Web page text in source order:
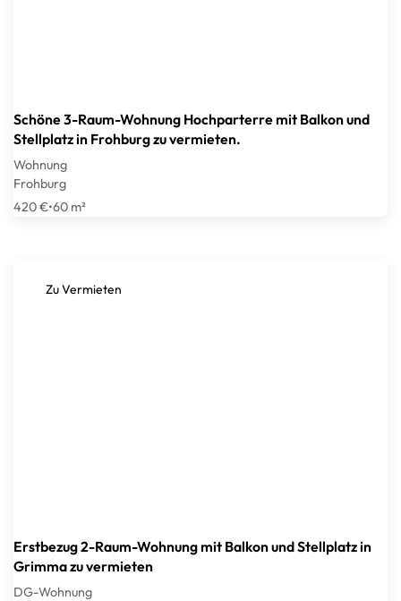
Schöne 3-Raum-Wohnung Hochparterre mit Balkon und
Stellplatz in Frohburg zu vermieten.
Wohnung
Frohburg
420 €•60 m²
Zu Vermieten
Erstbezug 2-Raum-Wohnung mit Balkon und Stellplatz in
Grimma zu vermieten
DG-Wohnung